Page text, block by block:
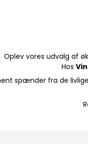
Oplev vores udvalg af
Hos
spænder fra de